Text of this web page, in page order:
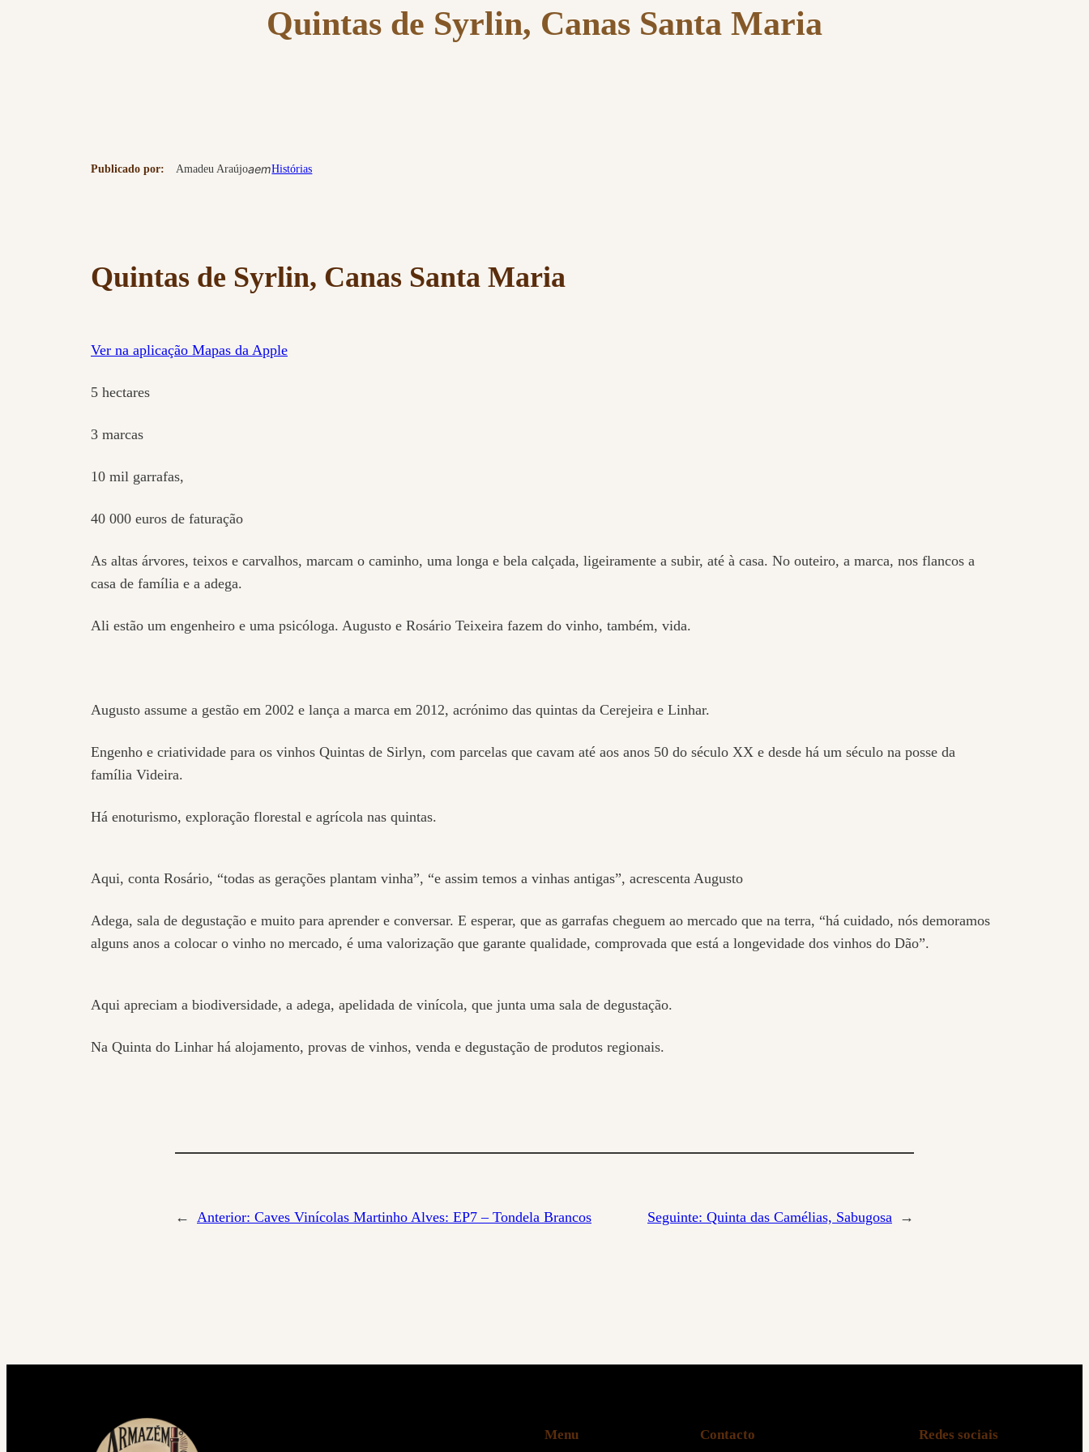
Quintas de Syrlin, Canas Santa Maria
Publicado por: Amadeu AraújoaemHistórias
Quintas de Syrlin, Canas Santa Maria
Ver na aplicação Mapas da Apple
5 hectares
3 marcas
10 mil garrafas,
40 000 euros de faturação
As altas árvores, teixos e carvalhos, marcam o caminho, uma longa e bela calçada, ligeiramente a subir, até à casa. No outeiro, a marca, nos flancos a
casa de família e a adega.
Ali estão um engenheiro e uma psicóloga. Augusto e Rosário Teixeira fazem do vinho, também, vida.
Augusto assume a gestão em 2002 e lança a marca em 2012, acrónimo das quintas da Cerejeira e Linhar.
Engenho e criatividade para os vinhos Quintas de Sirlyn, com parcelas que cavam até aos anos 50 do século XX e desde há um século na posse da
família Videira.
Há enoturismo, exploração florestal e agrícola nas quintas.
Aqui, conta Rosário, “todas as gerações plantam vinha”, “e assim temos a vinhas antigas”, acrescenta Augusto
Adega, sala de degustação e muito para aprender e conversar. E esperar, que as garrafas cheguem ao mercado que na terra, “há cuidado, nós demoramos
alguns anos a colocar o vinho no mercado, é uma valorização que garante qualidade, comprovada que está a longevidade dos vinhos do Dão”.
Aqui apreciam a biodiversidade, a adega, apelidada de vinícola, que junta uma sala de degustação.
Na Quinta do Linhar há alojamento, provas de vinhos, venda e degustação de produtos regionais.
← Anterior: Caves Vinícolas Martinho Alves: EP7 – Tondela Brancos Seguinte: Quinta das Camélias, Sabugosa →
Menu Contacto Redes sociais